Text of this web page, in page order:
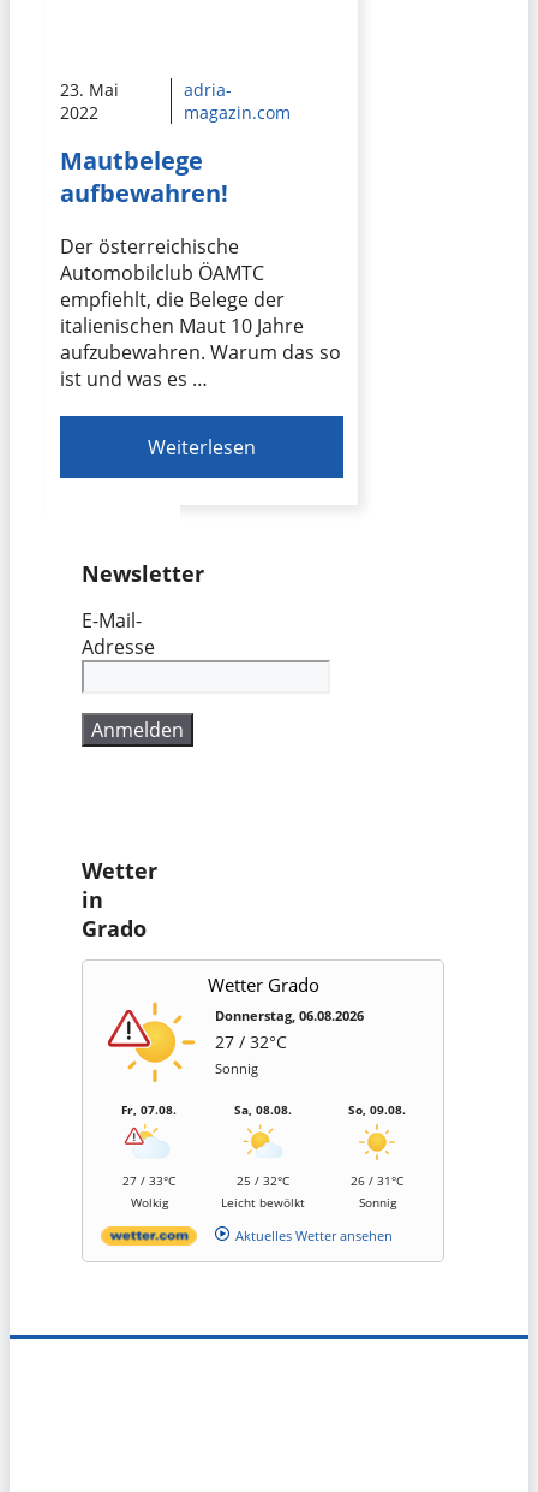
23. Mai
2022
adria-
magazin.com
Mautbelege
aufbewahren!
Der österreichische
Automobilclub ÖAMTC
empfiehlt, die Belege der
italienischen Maut 10 Jahre
aufzubewahren. Warum das so
ist und was es …
Weiterlesen
Newsletter
E-Mail-
Adresse
Wetter
in
Grado
Wetter Grado
Donnerstag, 06.08.2026
27 / 32°C
Sonnig
Fr, 07.08.
27 / 33°C
Wolkig
Sa, 08.08.
25 / 32°C
Leicht bewölkt
So, 09.08.
26 / 31°C
Sonnig
Aktuelles Wetter ansehen